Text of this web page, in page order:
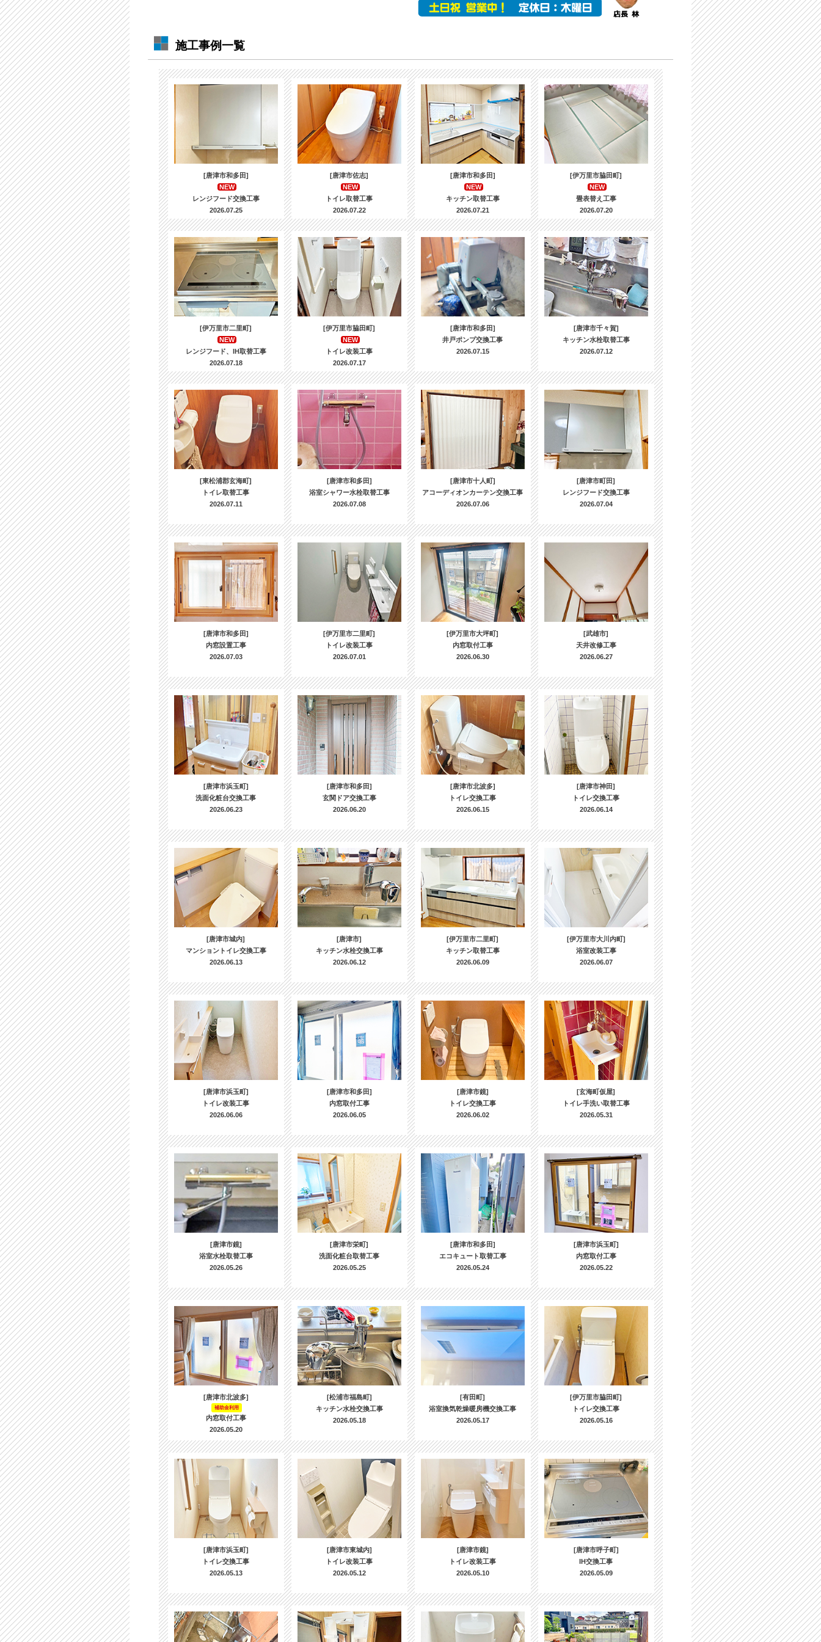
施工事例一覧
[唐津市和多田]
NEW
レンジフード交換工事
2026.07.25
[唐津市佐志]
NEW
トイレ取替工事
2026.07.22
[唐津市和多田]
NEW
キッチン取替工事
2026.07.21
[伊万里市脇田町]
NEW
畳表替え工事
2026.07.20
[伊万里市二里町]
NEW
レンジフード、IH取替工事
2026.07.18
[伊万里市脇田町]
NEW
トイレ改装工事
2026.07.17
[唐津市和多田]
井戸ポンプ交換工事
2026.07.15
[唐津市千々賀]
キッチン水栓取替工事
2026.07.12
[東松浦郡玄海町]
トイレ取替工事
2026.07.11
[唐津市和多田]
浴室シャワー水栓取替工事
2026.07.08
[唐津市十人町]
アコーディオンカーテン交換工事
2026.07.06
[唐津市町田]
レンジフード交換工事
2026.07.04
[唐津市和多田]
内窓設置工事
2026.07.03
[伊万里市二里町]
トイレ改装工事
2026.07.01
[伊万里市大坪町]
内窓取付工事
2026.06.30
[武雄市]
天井改修工事
2026.06.27
[唐津市浜玉町]
洗面化粧台交換工事
2026.06.23
[唐津市和多田]
玄関ドア交換工事
2026.06.20
[唐津市北波多]
トイレ交換工事
2026.06.15
[唐津市神田]
トイレ交換工事
2026.06.14
[唐津市城内]
マンショントイレ交換工事
2026.06.13
[唐津市]
キッチン水栓交換工事
2026.06.12
[伊万里市二里町]
キッチン取替工事
2026.06.09
[伊万里市大川内町]
浴室改装工事
2026.06.07
[唐津市浜玉町]
トイレ改装工事
2026.06.06
[唐津市和多田]
内窓取付工事
2026.06.05
[唐津市鏡]
トイレ交換工事
2026.06.02
[玄海町仮屋]
トイレ手洗い取替工事
2026.05.31
[唐津市鏡]
浴室水栓取替工事
2026.05.26
[唐津市栄町]
洗面化粧台取替工事
2026.05.25
[唐津市和多田]
エコキュート取替工事
2026.05.24
[唐津市浜玉町]
内窓取付工事
2026.05.22
[唐津市北波多]
補助金利用
内窓取付工事
2026.05.20
[松浦市福島町]
キッチン水栓交換工事
2026.05.18
[有田町]
浴室換気乾燥暖房機交換工事
2026.05.17
[伊万里市脇田町]
トイレ交換工事
2026.05.16
[唐津市浜玉町]
トイレ交換工事
2026.05.13
[唐津市東城内]
トイレ改装工事
2026.05.12
[唐津市鏡]
トイレ改装工事
2026.05.10
[唐津市呼子町]
IH交換工事
2026.05.09